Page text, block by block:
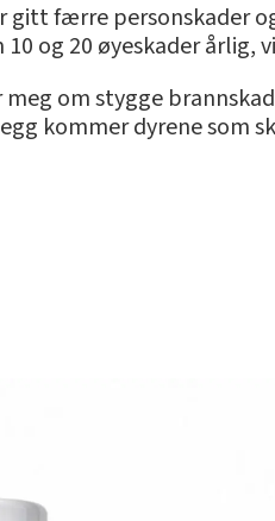
færre personskader
og 20 øyeskader årlig,
om stygge
kommer dyrene som